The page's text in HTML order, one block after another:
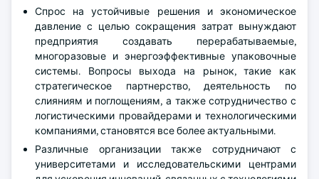
Спрос на устойчивые решения и экономическое
давление с целью сокращения затрат вынуждают
предприятия создавать перерабатываемые,
многоразовые и энергоэффективные упаковочные
системы. Вопросы выхода на рынок, такие как
стратегическое партнерство, деятельность по
слияниям и поглощениям, а также сотрудничество с
логистическими провайдерами и технологическими
компаниями, становятся все более актуальными.
Различные организации также сотрудничают с
университетами и исследовательскими центрами